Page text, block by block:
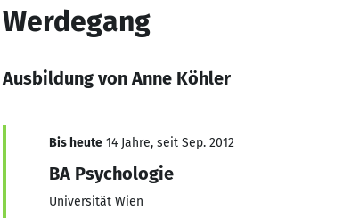
Werdegang
Ausbildung von Anne Köhler
Bis heute 14 Jahre, seit Sep. 2012
BA Psychologie
Universität Wien